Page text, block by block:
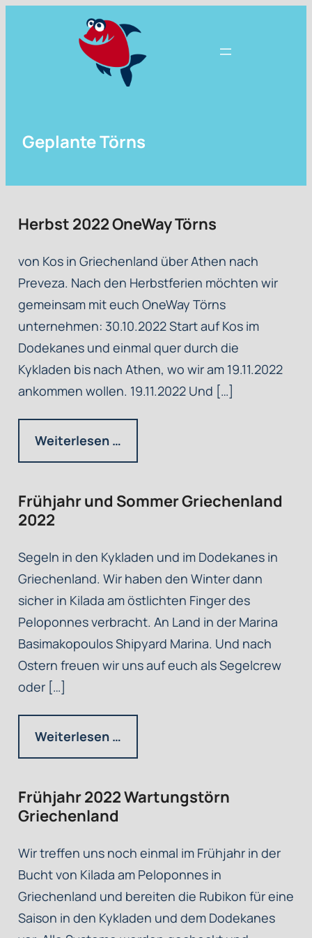
Geplante Törns
Herbst 2022 OneWay Törns
von Kos in Griechenland über Athen nach
Preveza. Nach den Herbstferien möchten wir
gemeinsam mit euch OneWay Törns
unternehmen: 30.10.2022 Start auf Kos im
Dodekanes und einmal quer durch die
Kykladen bis nach Athen, wo wir am 19.11.2022
ankommen wollen. 19.11.2022 Und […]
Weiterlesen …
Frühjahr und Sommer Griechenland
2022
Segeln in den Kykladen und im Dodekanes in
Griechenland. Wir haben den Winter dann
sicher in Kilada am östlichten Finger des
Peloponnes verbracht. An Land in der Marina
Basimakopoulos Shipyard Marina. Und nach
Ostern freuen wir uns auf euch als Segelcrew
oder […]
Weiterlesen …
Frühjahr 2022 Wartungstörn
Griechenland
Wir treffen uns noch einmal im Frühjahr in der
Bucht von Kilada am Peloponnes in
Griechenland und bereiten die Rubikon für eine
Saison in den Kykladen und dem Dodekanes